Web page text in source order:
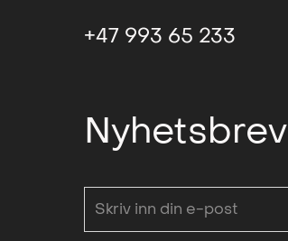
+47 993 65 233
Nyhetsbrev